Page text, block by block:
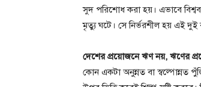
সুদ পরিশোধ করা হয়। এভাবে
মৃত্যু ঘটে। সে নির্ভরশীল হয় এই দুই
দেশের প্রয়োজনে ঋণ নয়, ঋণের
কোন একটা অনুন্নত বা স্বল্পোন্নত